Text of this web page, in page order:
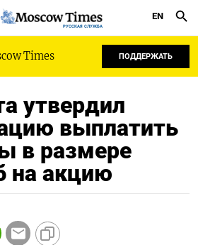
РУССКАЯ СЛУЖБА
EN
Times ПОДДЕРЖАТЬ
утвердил
выплатить
в размере
на акцию